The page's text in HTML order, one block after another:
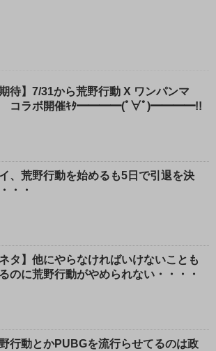
期待】7/31から荒野行動 X ワンパンマ
コラボ開催ｷﾀ━━━━(ﾟ∀ﾟ)━━━━!!
、荒野行動を始めるも5日で引退を決
・・
ネタ】他にやらなければいけないことも
のに荒野行動がやめられない・・・・
行動とかPUBGを流行らせてるのは政